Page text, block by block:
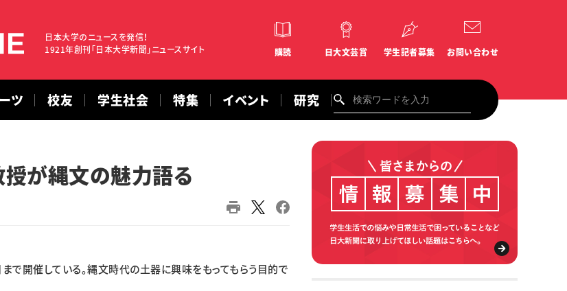
日本大学のニュースを発信！
1921年創刊「日本大学新聞」ニュースサイト
購読 日大文芸賞 学生記者募集 お問い合わせ
ツ 校友 学生社会 特集 イベント 研究
が縄文の魅力語る
開催している。縄文時代の土器に興味をもってもらう目的で